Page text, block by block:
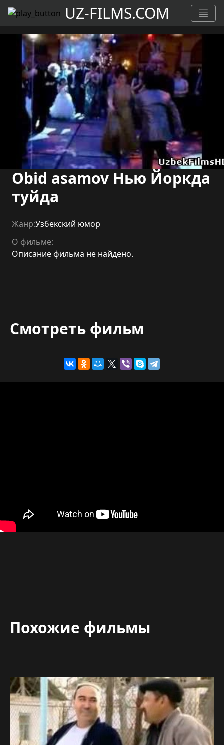
UZ-FILMS.COM
Obid asamov Нью Йоркда
туйда
Жанр:Узбекский юмор
О фильме:
Описание фильма не найдено.
Смотреть фильм
Похожие фильмы